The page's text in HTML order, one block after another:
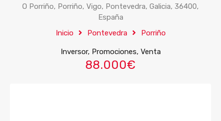
O Porriño, Porriño, Vigo, Pontevedra, Galicia, 36400,
España
Inicio
Pontevedra Porriño
Inversor, Promociones, Venta
88.000€